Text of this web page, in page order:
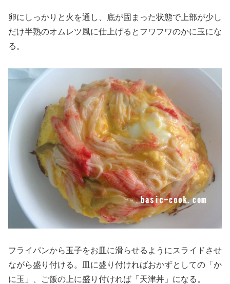
卵にしっかりと火を通し、底が固まった状態で上部が少し
だけ半熟のオムレツ風に仕上げるとフワフワのかに玉にな
る。
フライパンから玉子をお皿に滑らせるようにスライドさせ
ながら盛り付ける。皿に盛り付ければおかずとしての「か
に玉」、ご飯の上に盛り付ければ「天津丼」になる。